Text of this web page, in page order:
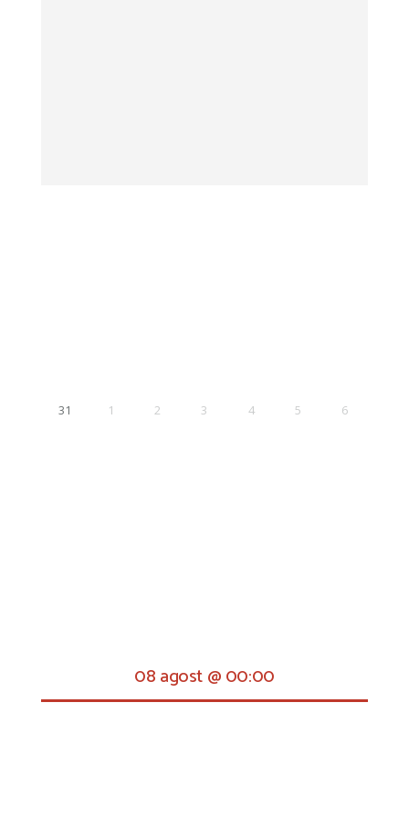
31 1 2 3 4 5 6
08 agost @ 00:00